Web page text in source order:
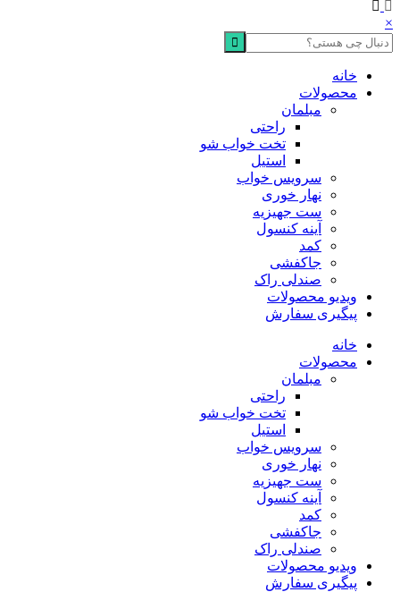
×
خانه
محصولات
مبلمان
راحتی
تخت خواب شو
استیل
سرویس خواب
نهار خوری
ست جهیزیه
آینه کنسول
کمد
جاکفشی
صندلی راک
ویدیو محصولات
پیگیری سفارش
خانه
محصولات
مبلمان
راحتی
تخت خواب شو
استیل
سرویس خواب
نهار خوری
ست جهیزیه
آینه کنسول
کمد
جاکفشی
صندلی راک
ویدیو محصولات
پیگیری سفارش